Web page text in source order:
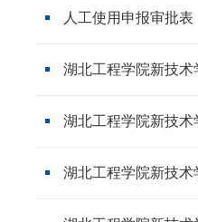
人工使用申报审批表
湖北工程学院新技
湖北工程学院新技
湖北工程学院新技